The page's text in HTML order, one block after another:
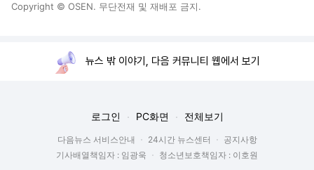
Copyright © OSEN. 무단전재 및 재배포 금지.
뉴스 밖 이야기, 다음 커뮤니티 웹에서 보기
로그인 PC화면 전체보기
다음뉴스 서비스안내 24시간 뉴스센터
공지사항
기사배열책임자 : 임광욱
청소년보호책임자 : 이호원